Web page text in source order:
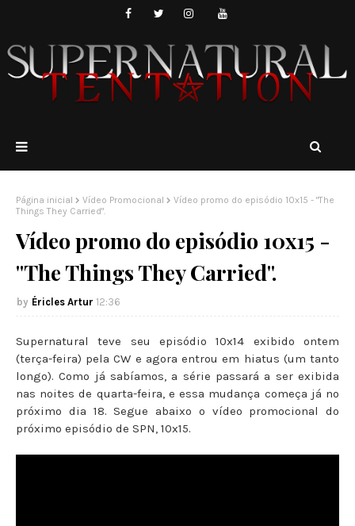
Página inicial Vídeo Promocional
Vídeo promo do episódio 10x15 - "The
Things They Carried".
Vídeo promo do episódio 10x15 -
"The Things They Carried".
Éricles Artur 12:36
Supernatural teve seu episódio 10x14 exibido ontem
(terça-feira) pela CW e agora entrou em hiatus (um tanto
longo). Como já sabíamos, a série passará a ser exibida
nas noites de quarta-feira, e essa mudança começa já no
próximo dia 18. Segue abaixo o vídeo promocional do
próximo episódio de SPN, 10x15.